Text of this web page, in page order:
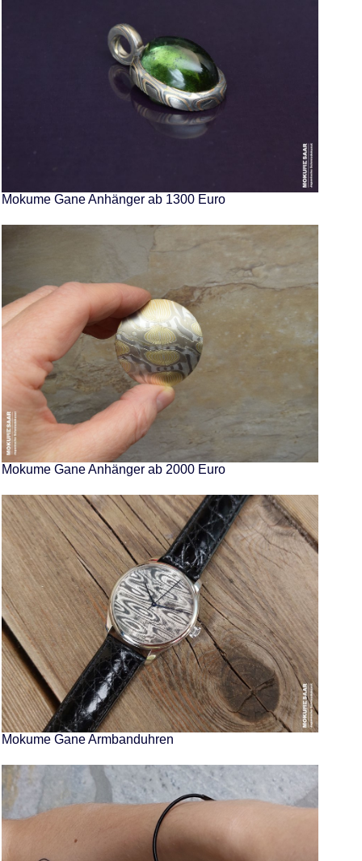
Mokume Gane Anhänger ab 1300 Euro
Mokume Gane Anhänger ab 2000 Euro
Mokume Gane Armbanduhren